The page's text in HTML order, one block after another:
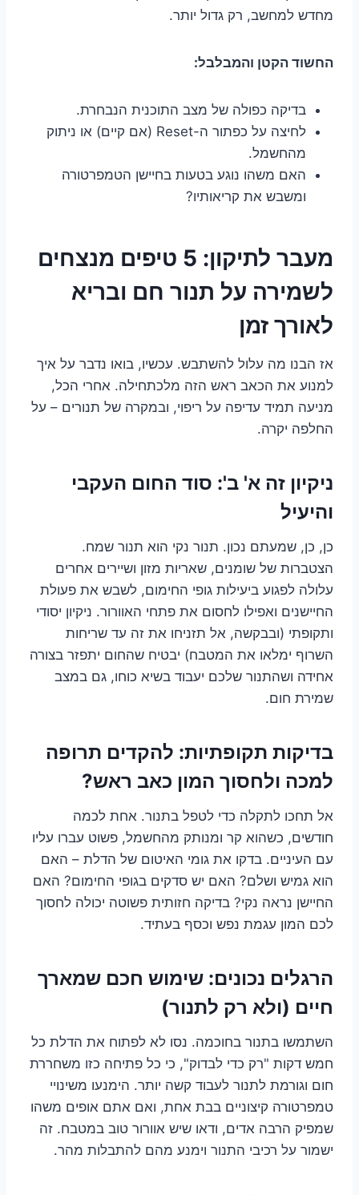
מחדש למחשב, רק גדול יותר.
החשוד הקטן והמבלבל:
בדיקה כפולה של מצב התוכנית הנבחרת.
לחיצה על כפתור ה-Reset (אם קיים) או ניתוק
מהחשמל.
האם משהו נוגע בטעות בחיישן הטמפרטורה
ומשבש את קריאותיו?
מעבר לתיקון: 5 טיפים מנצחים
לשמירה על תנור חם ובריא
לאורך זמן
אז הבנו מה עלול להשתבש. עכשיו, בואו נדבר על איך
למנוע את הכאב ראש הזה מלכתחילה. אחרי הכל,
מניעה תמיד עדיפה על ריפוי, ובמקרה של תנורים – על
החלפה יקרה.
ניקיון זה א' ב': סוד החום העקבי
והיעיל
כן, כן, שמעתם נכון. תנור נקי הוא תנור שמח.
הצטברות של שומנים, שאריות מזון ושיירים אחרים
עלולה לפגוע ביעילות גופי החימום, לשבש את פעולת
החיישנים ואפילו לחסום את פתחי האוורור. ניקיון יסודי
ותקופתי (ובבקשה, אל תזניחו את זה עד שריחות
השרוף ימלאו את המטבח) יבטיח שהחום יתפזר בצורה
אחידה ושהתנור שלכם יעבוד בשיא כוחו, גם במצב
שמירת חום.
בדיקות תקופתיות: להקדים תרופה
למכה ולחסוך המון כאב ראש?
אל תחכו לתקלה כדי לטפל בתנור. אחת לכמה
חודשים, כשהוא קר ומנותק מהחשמל, פשוט עברו עליו
עם העיניים. בדקו את גומי האיטום של הדלת – האם
הוא גמיש ושלם? האם יש סדקים בגופי החימום? האם
החיישן נראה נקי? בדיקה חזותית פשוטה יכולה לחסוך
לכם המון עגמת נפש וכסף בעתיד.
הרגלים נכונים: שימוש חכם שמארך
חיים (ולא רק לתנור)
השתמשו בתנור בחוכמה. נסו לא לפתוח את הדלת כל
חמש דקות "רק כדי לבדוק", כי כל פתיחה כזו משחררת
חום וגורמת לתנור לעבוד קשה יותר. הימנעו משינויי
טמפרטורה קיצוניים בבת אחת, ואם אתם אופים משהו
שמפיק הרבה אדים, ודאו שיש אוורור טוב במטבח. זה
ישמור על רכיבי התנור וימנע מהם להתבלות מהר.